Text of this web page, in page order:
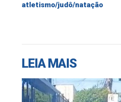
atletismo/judô/natação
LEIA MAIS